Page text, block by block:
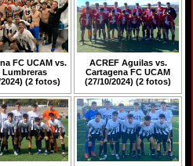
FC UCAM vs.
Lumbreras
2024) (2 fotos)
ACREF Aguilas vs.
Cartagena FC UCAM
(27/10/2024) (2 fotos)